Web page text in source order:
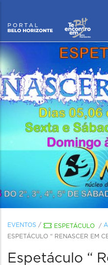
EVENTOS / ESPETÁCULO /
ESPETÁCULO “ RENASCER EM
Espetáculo “